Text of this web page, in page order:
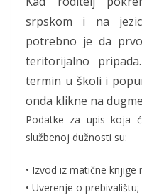
srpskom i na
potrebno je da
teritorijalno
termin u školi i
onda klikne na dugme
Podatke za upis koja
službenoj dužnosti su:
• Izvod iz matične knjige
• Uverenje o prebivalištu;